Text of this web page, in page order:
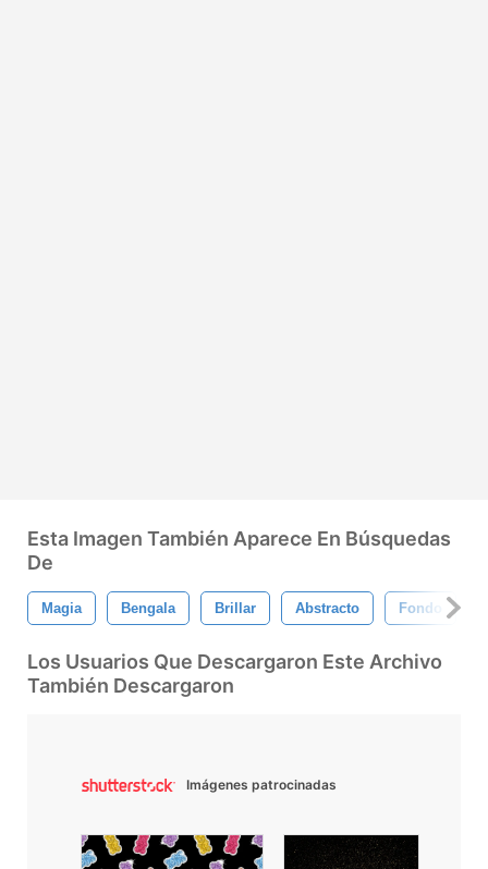
Esta Imagen También Aparece En Búsquedas
De
Magia Bengala Brillar Abstracto Fondo
Los Usuarios Que Descargaron Este Archivo
También Descargaron
Imágenes patrocinadas